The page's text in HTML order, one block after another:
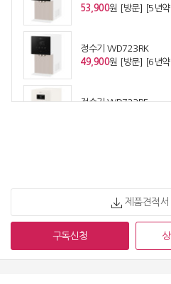
53,900원 [방문] [5년약
정수기 WD723RK
49,900원 [방문] [6년약
정수기 WD723RE
원 [방문] [6년
정수기 WD722RH
63,900원 [방문] [4년
제품견적
구독신청